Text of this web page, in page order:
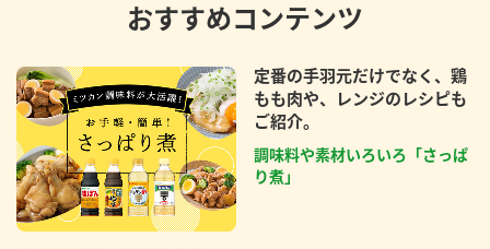
おすすめコンテンツ
定番の手羽元だけでなく、鶏
もも肉や、レンジのレシピも
ご紹介。
調味料や素材いろいろ「さっぱ
り煮」